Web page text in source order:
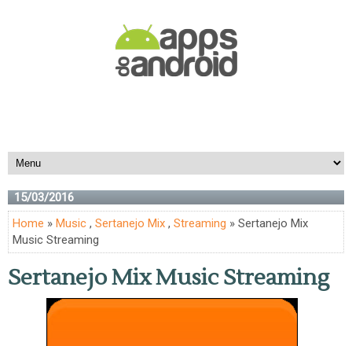
15/03/2016
Home » Music , Sertanejo Mix , Streaming » Sertanejo Mix
Music Streaming
Sertanejo Mix Music Streaming